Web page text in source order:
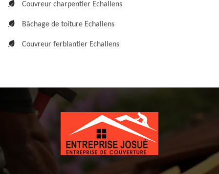
Couvreur charpentier Echallens
Bâchage de toiture Echallens
Couvreur ferblantier Echallens